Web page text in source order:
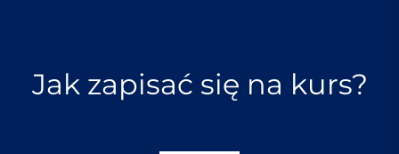
Jak zapisać się na kurs?